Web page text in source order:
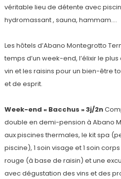
véritable lieu de détente avec
hydromassant , sauna, hammam….
Les hôtels d’Abano Montegrotto
temps d’un week-end, l’élixir le
vin et les raisins pour un bien-être
et de esprit.
Week-end « Bacchus » 3j/2n
double en demi-pension à Abano
aux piscines thermales, le kit spa
piscine), 1 soin visage et 1 soin
rouge (à base de raisin) et une
avec dégustation des vins et des